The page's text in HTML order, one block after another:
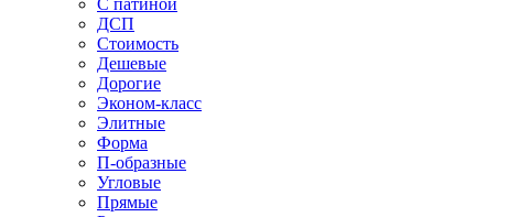
ДСП
Стоимость
Дешевые
Дорогие
Эконом-класс
Элитные
Форма
П-образные
Угловые
Прямые